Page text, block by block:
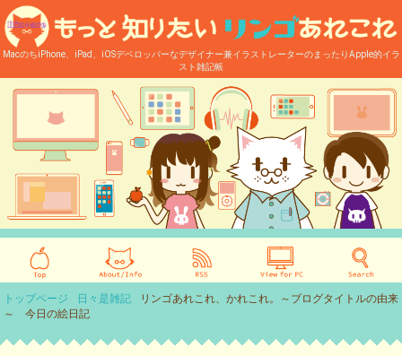
MacのちiPhone、iPad、iOSデベロッパーなデザイナー兼イラストレーターのまったりApple的イラ
スト雑記帳
トップページ 日々是雑記
リンゴあれこれ、かれこれ。～ブログタイトルの由来
～ 今日の絵日記